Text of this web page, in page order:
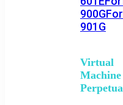
900G
901G
Virtual
Machine